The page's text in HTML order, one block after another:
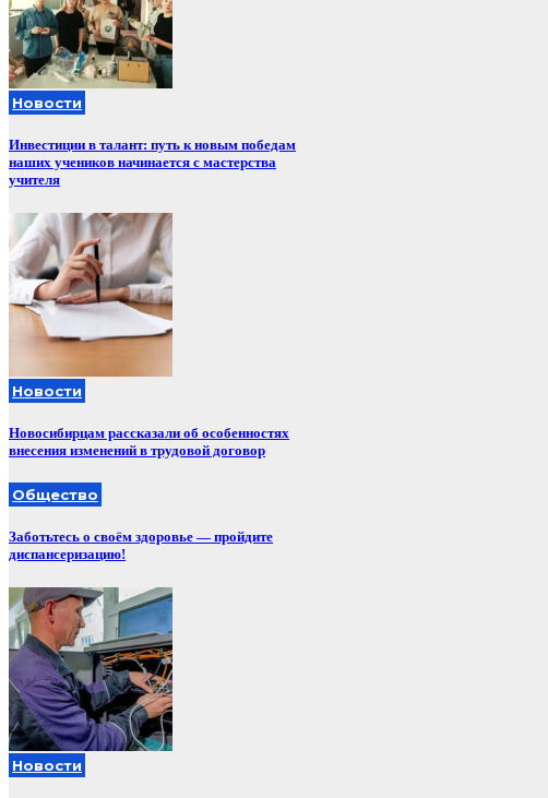
Новости
Инвестиции в талант: путь к новым победам
наших учеников начинается с мастерства
учителя
Новости
Новосибирцам рассказали об особенностях
внесения изменений в трудовой договор
Общество
Заботьтесь о своём здоровье — пройдите
диспансеризацию!
Новости